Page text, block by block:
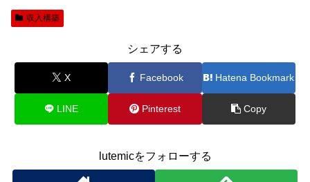
収入構築
シェアする
X Facebook Hatena Bookmark
LINE Pinterest Copy
lutemicをフォローする